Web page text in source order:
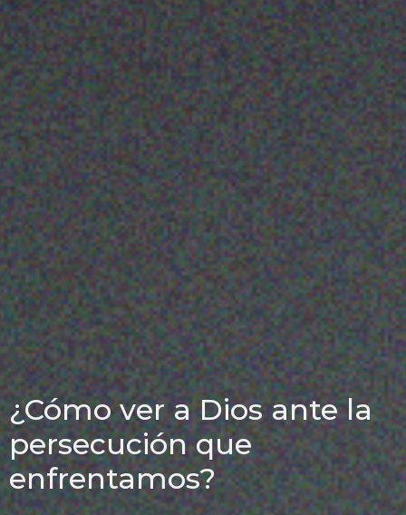
¿Cómo ver a Dios ante la
persecución que
enfrentamos?